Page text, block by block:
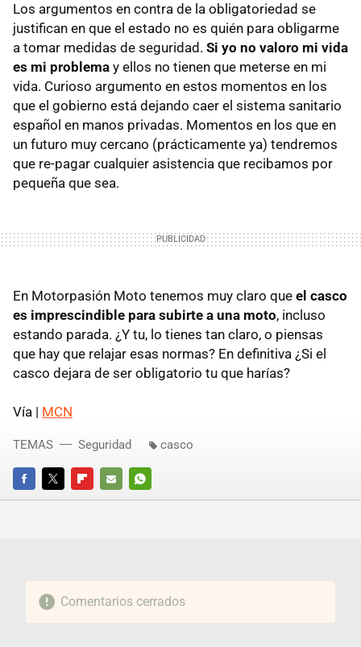
Los argumentos en contra de la obligatoriedad se
justifican en que el estado no es quién para obligarme
a tomar medidas de seguridad. Si yo no valoro mi vida
es mi problema y ellos no tienen que meterse en mi
vida. Curioso argumento en estos momentos en los
que el gobierno está dejando caer el sistema sanitario
español en manos privadas. Momentos en los que en
un futuro muy cercano (prácticamente ya) tendremos
que re-pagar cualquier asistencia que recibamos por
pequeña que sea.
En Motorpasión Moto tenemos muy claro que el casco
es imprescindible para subirte a una moto, incluso
estando parada. ¿Y tu, lo tienes tan claro, o piensas
que hay que relajar esas normas? En definitiva ¿Si el
casco dejara de ser obligatorio tu que harías?
Vía | MCN
FACEBOOKTWITTERFLIPBOARD
E-
WHATSAPP
TEMAS Seguridad casco
Comentarios cerrados